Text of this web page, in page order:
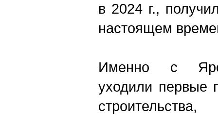
в 2024 г.,
настоящем
Именно с
уходили первые